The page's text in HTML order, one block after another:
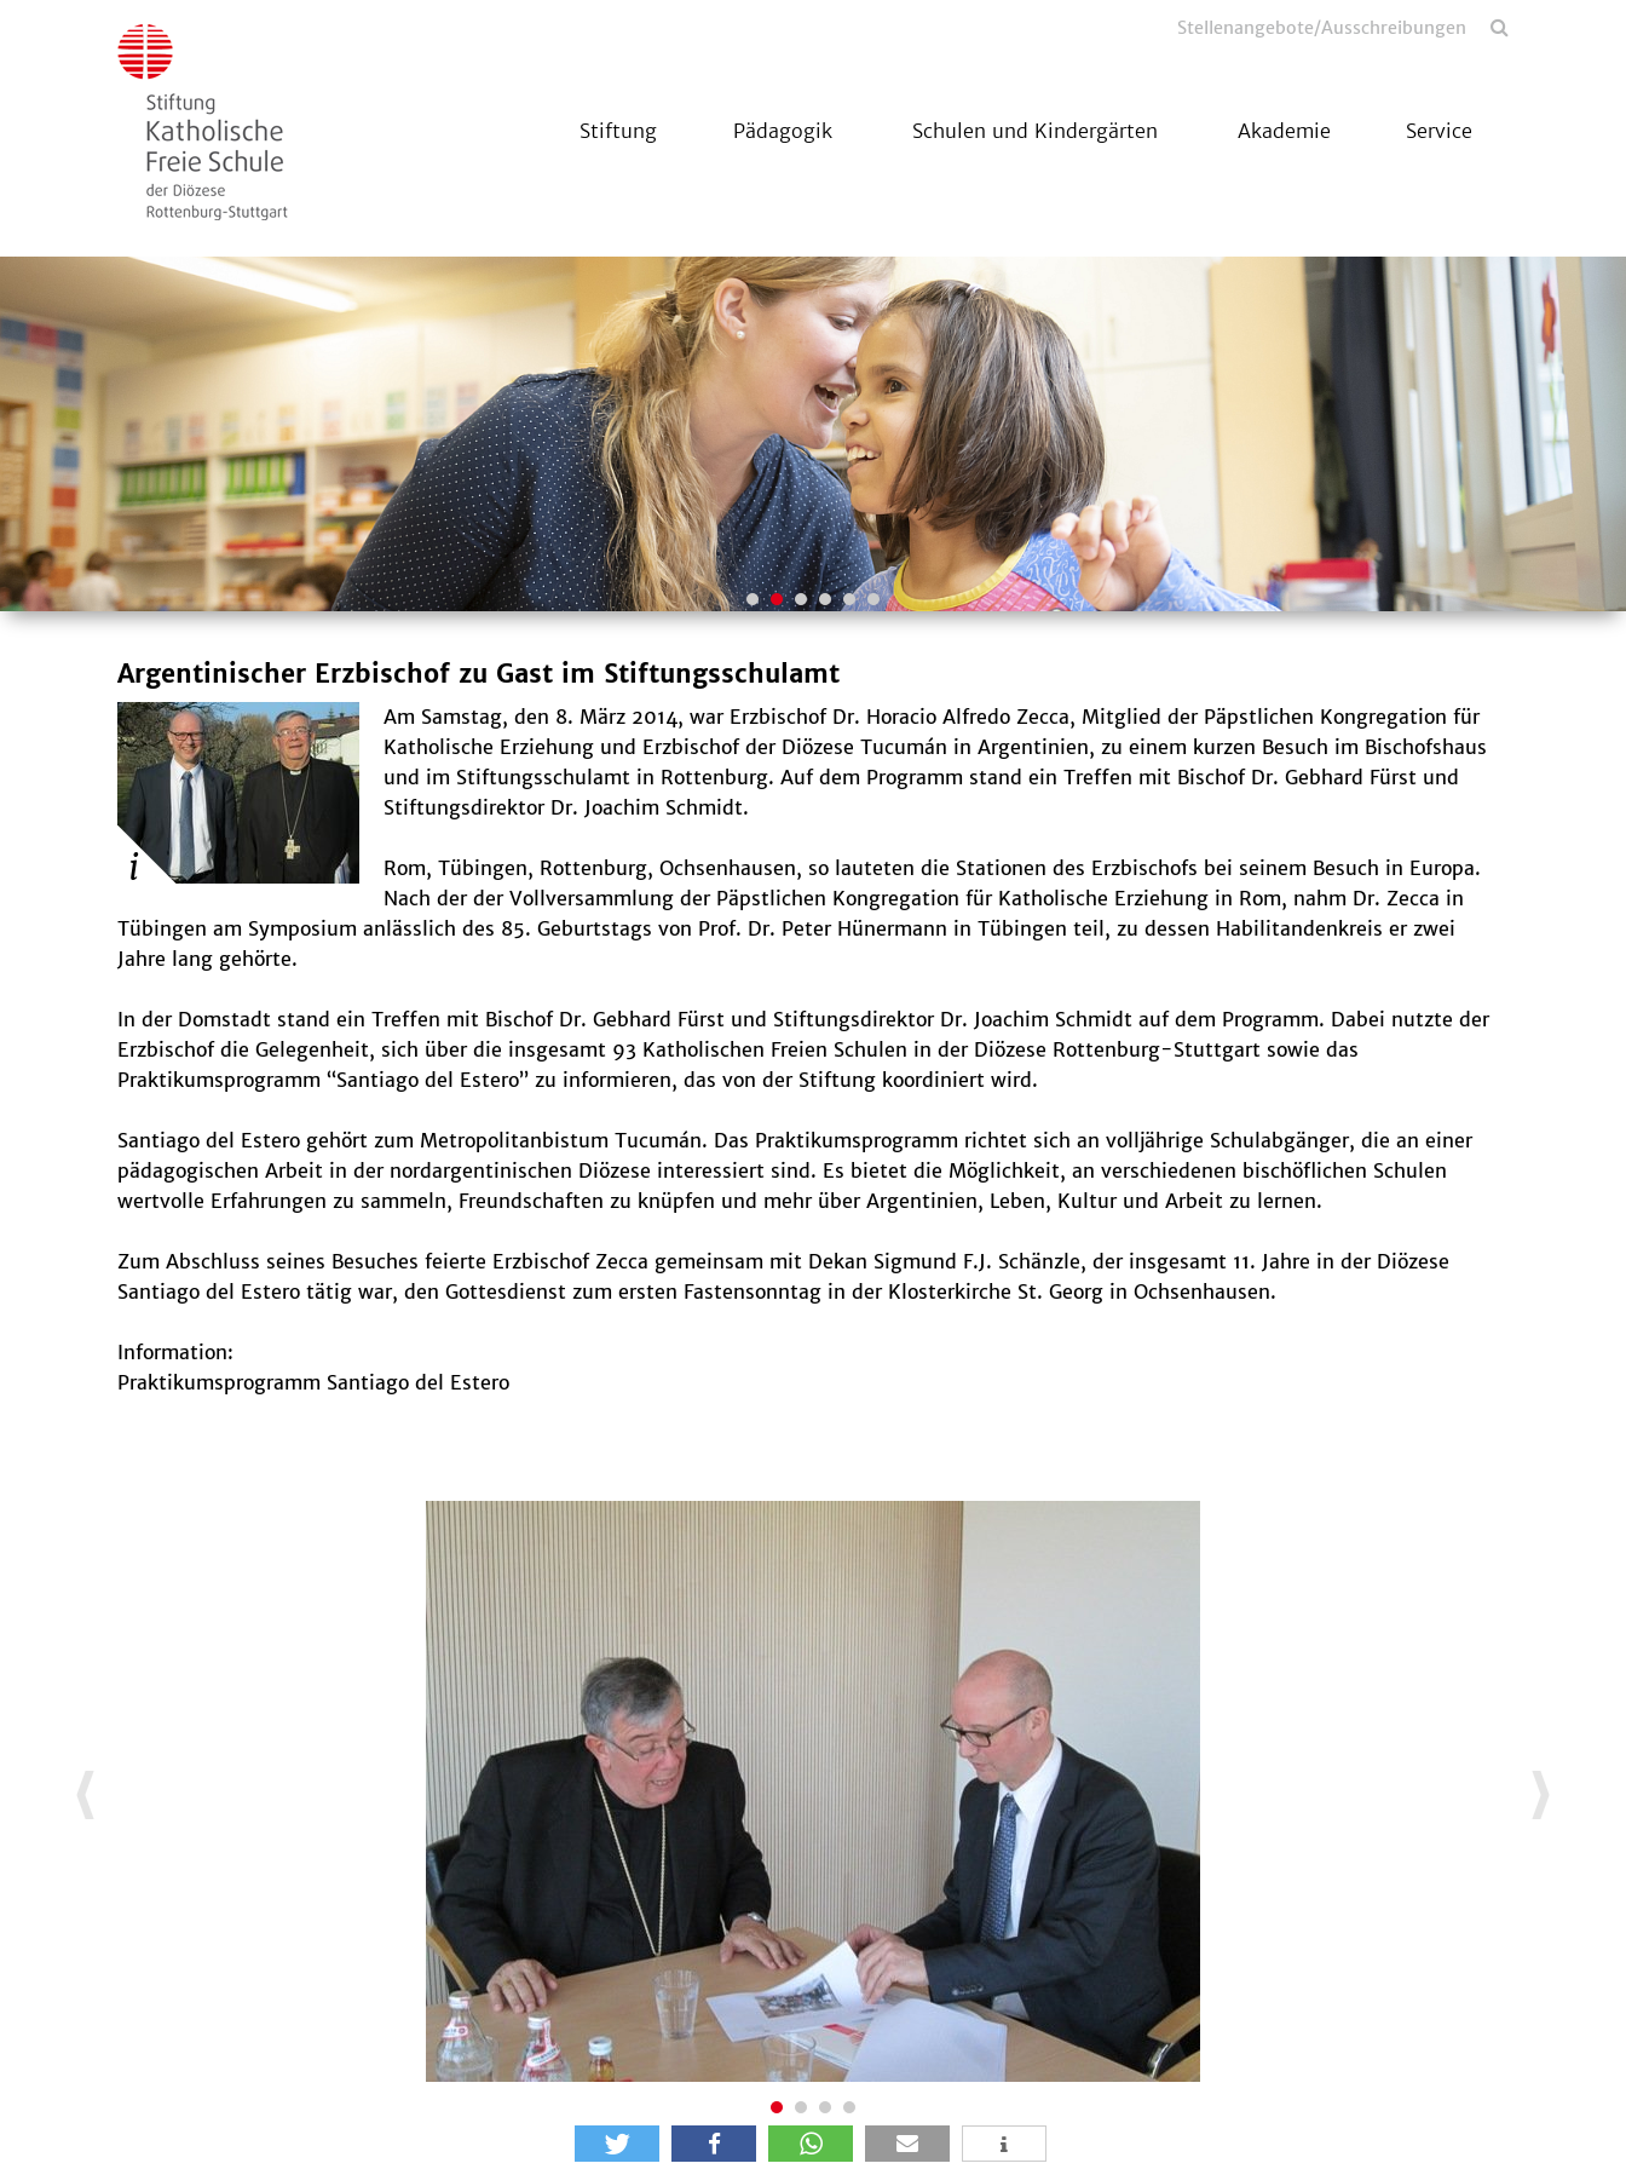
Stellenangebote/Ausschreibungen
Stiftung Pädagogik Schulen und Kindergärten Akademie Service
Argentinischer Erzbischof zu Gast im Stiftungsschulamt
Am Samstag, den 8. März 2014, war Erzbischof Dr. Horacio Alfredo Zecca, Mitglied der Päpstlichen Kongregation für
Katholische Erziehung und Erzbischof der Diözese Tucumán in Argentinien, zu einem kurzen Besuch im Bischofshaus
und im Stiftungsschulamt in Rottenburg. Auf dem Programm stand ein Treffen mit Bischof Dr. Gebhard Fürst und
Stiftungsdirektor Dr. Joachim Schmidt.
Rom, Tübingen, Rottenburg, Ochsenhausen, so lauteten die Stationen des Erzbischofs bei seinem Besuch in Europa.
Nach der der Vollversammlung der Päpstlichen Kongregation für Katholische Erziehung in Rom, nahm Dr. Zecca in
Tübingen am Symposium anlässlich des 85. Geburtstags von Prof. Dr. Peter Hünermann in Tübingen teil, zu dessen Habilitandenkreis er zwei
Jahre lang gehörte.
In der Domstadt stand ein Treffen mit Bischof Dr. Gebhard Fürst und Stiftungsdirektor Dr. Joachim Schmidt auf dem Programm. Dabei nutzte der
Erzbischof die Gelegenheit, sich über die insgesamt 93 Katholischen Freien Schulen in der Diözese Rottenburg-Stuttgart sowie das
Praktikumsprogramm “Santiago del Estero” zu informieren, das von der Stiftung koordiniert wird.
Santiago del Estero gehört zum Metropolitanbistum Tucumán. Das Praktikumsprogramm richtet sich an volljährige Schulabgänger, die an einer
pädagogischen Arbeit in der nordargentinischen Diözese interessiert sind. Es bietet die Möglichkeit, an verschiedenen bischöflichen Schulen
wertvolle Erfahrungen zu sammeln, Freundschaften zu knüpfen und mehr über Argentinien, Leben, Kultur und Arbeit zu lernen.
Zum Abschluss seines Besuches feierte Erzbischof Zecca gemeinsam mit Dekan Sigmund F.J. Schänzle, der insgesamt 11. Jahre in der Diözese
Santiago del Estero tätig war, den Gottesdienst zum ersten Fastensonntag in der Klosterkirche St. Georg in Ochsenhausen.
Information:
Praktikumsprogramm Santiago del Estero